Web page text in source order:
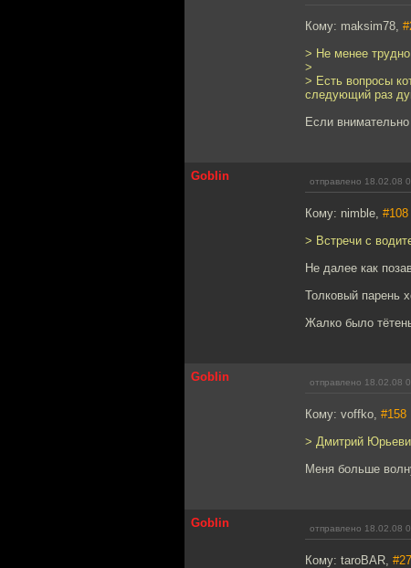
Кому: maksim78,
> Не менее
>
> Есть вопросы
следующий раз
Если
Goblin отправлено 18.02.08
Кому: nimble, #108
> Встречи с
Не далее как
Толковый парень
Жалко было
Goblin отправлено 18.02.08
Кому: voffko, #158
> Дмитрий
Меня больше
Goblin отправлено 18.02.08
Кому: taroBAR,